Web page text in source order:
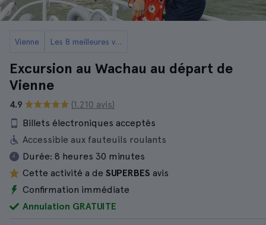
Vienne Les 8 meilleures visites et excursions de Vienne
Excursion au Wachau au départ de
Vienne
4.9
(1.210 avis)
Billets électroniques acceptés
Accessible aux fauteuils roulants
Durée: 8 heures 30 minutes
Cette activité a de SUPERBES avis
Confirmation immédiate
Annulation GRATUITE